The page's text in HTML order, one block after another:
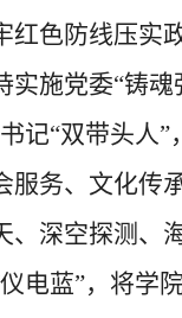
红色防线压实
实施党委“铸
记“双带头人
服务、文化传
、深空探测、
电蓝”，将学